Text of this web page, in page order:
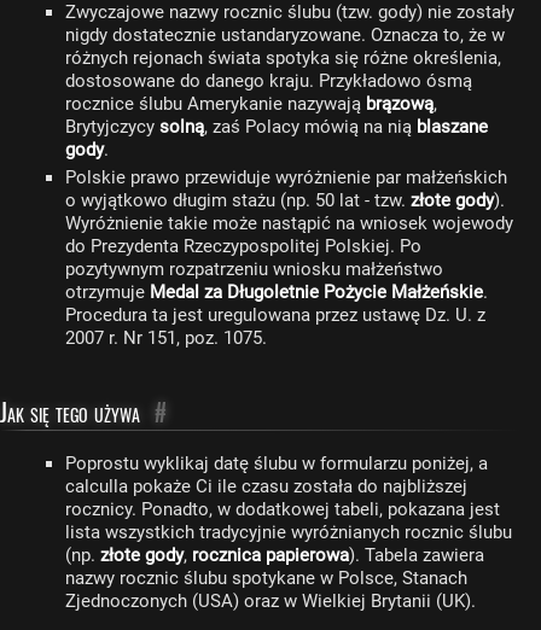
Zwyczajowe nazwy rocznic ślubu (tzw. gody) nie zostały
nigdy dostatecznie ustandaryzowane. Oznacza to, że w
różnych rejonach świata spotyka się różne określenia,
dostosowane do danego kraju. Przykładowo ósmą
rocznice ślubu Amerykanie nazywają brązową,
Brytyjczycy solną, zaś Polacy mówią na nią blaszane
gody.
Polskie prawo przewiduje wyróżnienie par małżeńskich
o wyjątkowo długim stażu (np. 50 lat - tzw. złote gody).
Wyróżnienie takie może nastąpić na wniosek wojewody
do Prezydenta Rzeczypospolitej Polskiej. Po
pozytywnym rozpatrzeniu wniosku małżeństwo
otrzymuje Medal za Długoletnie Pożycie Małżeńskie.
Procedura ta jest uregulowana przez ustawę Dz. U. z
2007 r. Nr 151, poz. 1075.
Jak się tego używa #
Poprostu wyklikaj datę ślubu w formularzu poniżej, a
calculla pokaże Ci ile czasu została do najbliższej
rocznicy. Ponadto, w dodatkowej tabeli, pokazana jest
lista wszystkich tradycyjnie wyróżnianych rocznic ślubu
(np. złote gody, rocznica papierowa). Tabela zawiera
nazwy rocznic ślubu spotykane w Polsce, Stanach
Zjednoczonych (USA) oraz w Wielkiej Brytanii (UK).